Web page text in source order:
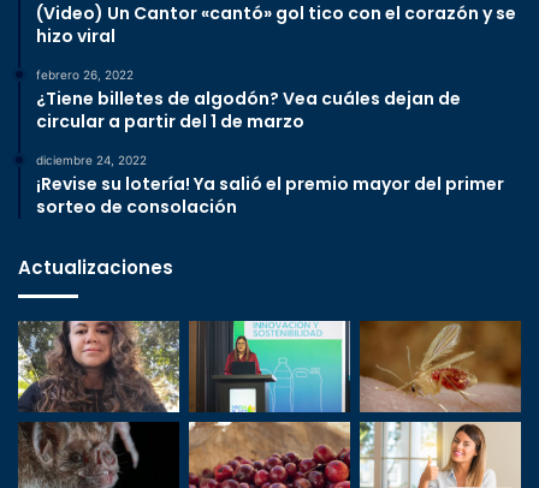
(Video) Un Cantor «cantó» gol tico con el corazón y se
hizo viral
febrero 26, 2022
¿Tiene billetes de algodón? Vea cuáles dejan de
circular a partir del 1 de marzo
diciembre 24, 2022
¡Revise su lotería! Ya salió el premio mayor del primer
sorteo de consolación
Actualizaciones